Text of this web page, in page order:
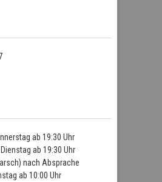
ab 19:30 Uhr
Dienstag ab 19:30 Uhr
nach Absprache
ab 10:00 Uhr